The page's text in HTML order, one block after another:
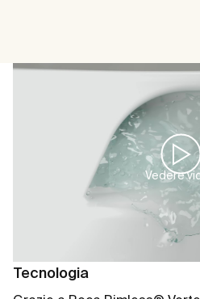
Tecnologia
Vedere